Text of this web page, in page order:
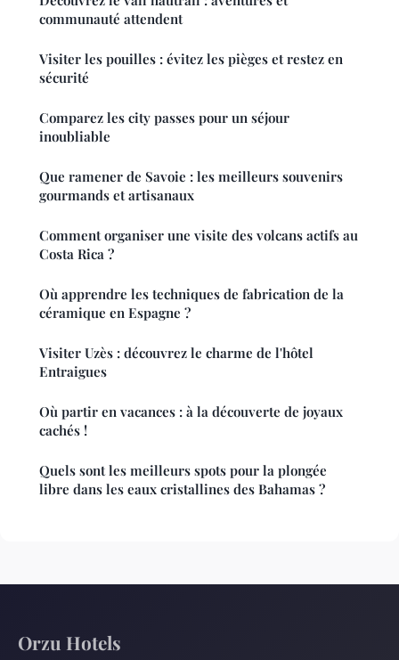
communauté attendent
Visiter les pouilles : évitez les pièges et restez en
sécurité
Comparez les city passes pour un séjour
inoubliable
Que ramener de Savoie : les meilleurs souvenirs
gourmands et artisanaux
Comment organiser une visite des volcans actifs au
Costa Rica ?
Où apprendre les techniques de fabrication de la
céramique en Espagne ?
Visiter Uzès : découvrez le charme de l'hôtel
Entraigues
Où partir en vacances : à la découverte de joyaux
cachés !
Quels sont les meilleurs spots pour la plongée
libre dans les eaux cristallines des Bahamas ?
Orzu Hotels